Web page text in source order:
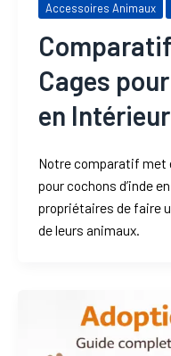
Accessoires Animaux
Cages
en Intérieur
Notre comparatif met
pour cochons d’inde
propriétaires de faire
de leurs animaux.